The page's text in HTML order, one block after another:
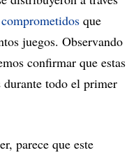
que
juegos. Observando
confirmar que estas
durante todo el primer
parece que este